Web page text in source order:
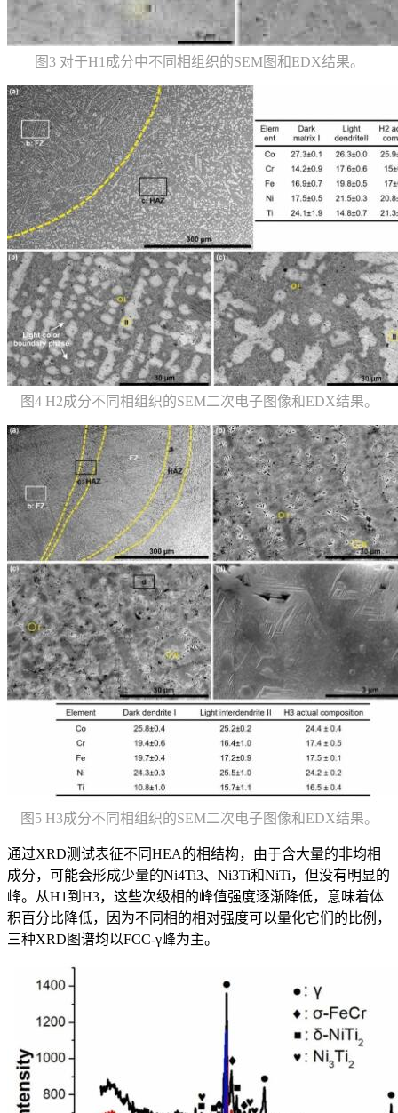
图3 对于H1成分中不同相组织的SEM图和EDX结果。
图4 H2成分不同相组织的SEM二次电子图像和EDX结果。
图5 H3成分不同相组织的SEM二次电子图像和EDX结果。
通过XRD测试表征不同HEA的相结构，由于含大量的非均相
成分，可能会形成少量的Ni4Ti3、Ni3Ti和NiTi，但没有明显的
峰。从H1到H3，这些次级相的峰值强度逐渐降低，意味着体
积百分比降低，因为不同相的相对强度可以量化它们的比例，
三种XRD图谱均以FCC-γ峰为主。